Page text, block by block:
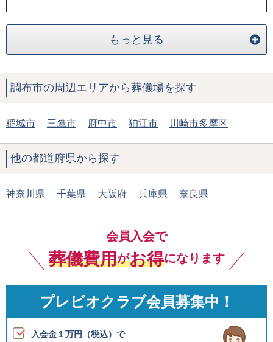
もっと見る
調布市の周辺エリアから葬儀場を探す
稲城市 三鷹市 府中市 狛江市 川崎市多摩区
他の都道府県から探す
神奈川県 千葉県 大阪府 兵庫県 奈良県
会員入会で
葬儀費用がお得になります
プレビオクラブ会員募集中！
入会金１万円（税込）で